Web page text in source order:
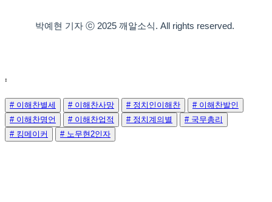
박예현 기자 ⓒ 2025 깨알소식. All rights reserved.
:
# 이해찬별세 # 이해찬사망 # 정치인이해찬
# 이해찬발인
# 이해찬명언
# 이해찬업적 # 정치계의별
# 국무총리
# 킹메이커
# 노무현2인자